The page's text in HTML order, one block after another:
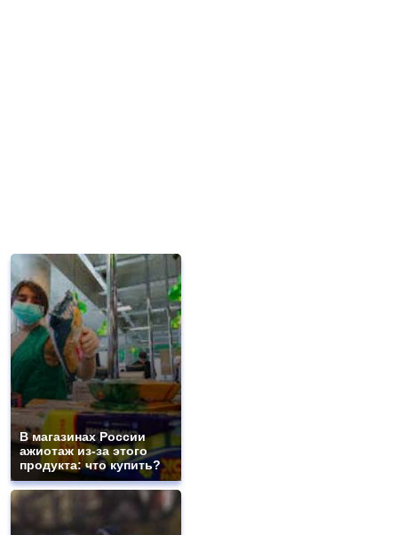
В магазинах России
ажиотаж из-за этого
продукта: что купить?